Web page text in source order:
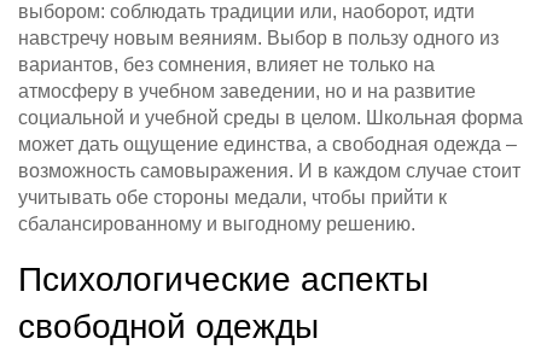
выбором: соблюдать традиции или, наоборот, идти
навстречу новым веяниям. Выбор в пользу одного из
вариантов, без сомнения, влияет не только на
атмосферу в учебном заведении, но и на развитие
социальной и учебной среды в целом. Школьная форма
может дать ощущение единства, а свободная одежда –
возможность самовыражения. И в каждом случае стоит
учитывать обе стороны медали, чтобы прийти к
сбалансированному и выгодному решению.
Психологические аспекты
свободной одежды